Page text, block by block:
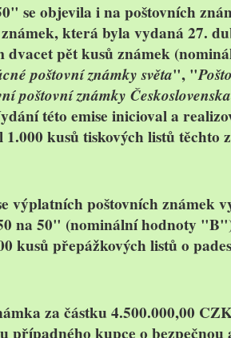
" se objevila ina poštovních
která byla vydaná27.
dvacet pět kusů známek
poštovní známky světa", "
poštovní známky Československa
této emise inicioval a
1.000 kusůtiskových listů těchto
výplatních poštovních známek
na 50" (nominální hodnoty "B
kusů přepážkových listů o
za částku 4.500.000,00
případného kupce o bezpečnou